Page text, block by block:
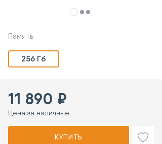
Память
256 Гб
11 890 ₽
Цена за наличные
КУПИТЬ